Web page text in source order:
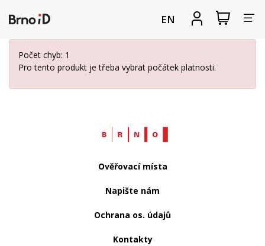
EN
Zobrazit
nákupní
košík
Počet chyb: 1
Pro tento produkt je třeba vybrat počátek platnosti.
Web
Ověřovací místa
Napište nám
Ochrana os. údajů
Kontakty